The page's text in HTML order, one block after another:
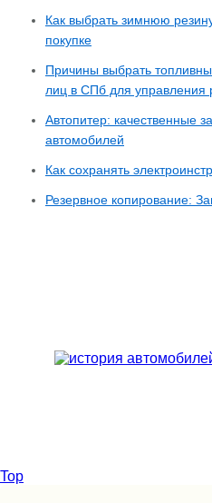
Как выбрать зимнюю
покупке
Причины выбрать
лиц в СПб для управления
Автопитер: качественные
автомобилей
Как сохранять
Резервное копирование:
Top